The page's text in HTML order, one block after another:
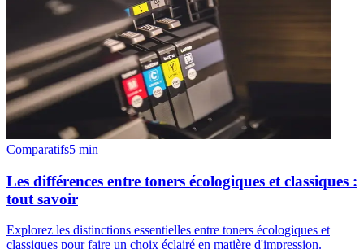
Comparatifs5 min
Les différences entre toners écologiques et classiques :
tout savoir
Explorez les distinctions essentielles entre toners écologiques et
classiques pour faire un choix éclairé en matière d'impression.